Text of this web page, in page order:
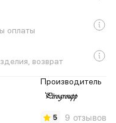
оплаты
возврат
Производитель
5 9 отзывов